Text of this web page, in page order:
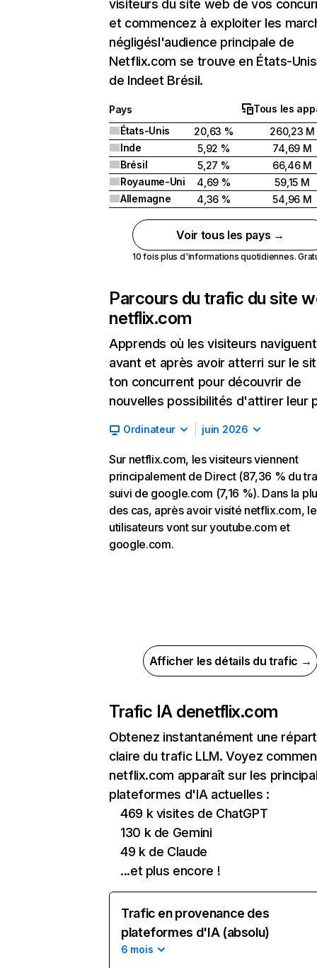
visiteurs du site web de vos
et commencez à exploiter les
négligésl'audience principale de
Netflix.com se trouve en États-
de Indeet Brésil.
Pays
Tous les
États-Unis
20,63 %
260,23 M
Inde
5,92 %
74,69 M
Brésil
5,27 %
66,46 M
Royaume-Uni
4,69 %
59,15 M
Allemagne
4,36 % 54,96 M
Voir tous les pays →
10 fois plus d'informations quotidiennes.
Parcours du trafic du site
netflix.com
Apprends où les visiteurs naviguent
avant et après avoir atterri sur le
ton concurrent pour découvrir de
nouvelles possibilités d'attirer leur
Ordinateur juin 2026
Sur netflix.com, les visiteurs viennent
principalement de Direct (87,36 % du
suivi de google.com (7,16 %). Dans la
des cas, après avoir visité netflix.com,
utilisateurs vont sur youtube.com et
google.com.
Afficher les détails du trafic →
Trafic IA denetflix.com
Obtenez instantanément une
claire du trafic LLM. Voyez
netflix.com apparaît sur les
plateformes d'IA actuelles :
469 k visites de ChatGPT
130 k de Gemini
49 k de Claude
...et plus encore !
Trafic en provenance des
plateformes d'IA (absolu)
6 mois